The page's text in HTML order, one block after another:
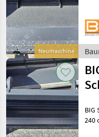
Caterpillar
Winkelbauer
Cangini
Lehnhoff
Agri Manutention
Alle 14
anzeigen
Neumaschine
m3
und
/
BIG
240